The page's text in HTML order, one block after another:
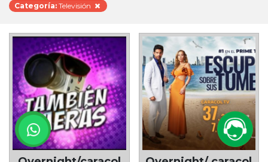
Categoría: Televisión